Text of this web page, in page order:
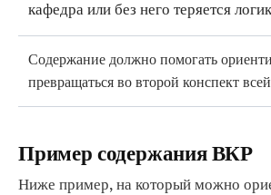
кафедра или без него теряется
Содержание должно помогать
превращаться во второй конспект
Пример содержания ВКР
Ниже пример, на который можно